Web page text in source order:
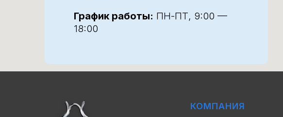
График работы: ПН-ПТ, 9:00 —
18:00
КОМПАНИЯ